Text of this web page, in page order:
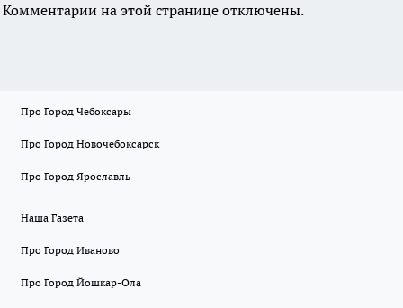
Комментарии на этой странице отключены.
Про Город Чебоксары
Про Город Новочебоксарск
Про Город Ярославль
Наша Газета
Про Город Иваново
Про Город Йошкар-Ола